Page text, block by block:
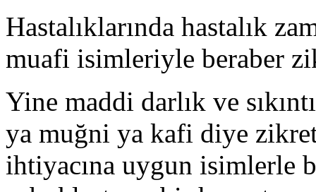
Hastalıklarında hastalık
muafi isimleriyle beraber
Yine maddi darlık ve
ya muğni ya kafi diye
ihtiyacına uygun isimlerle